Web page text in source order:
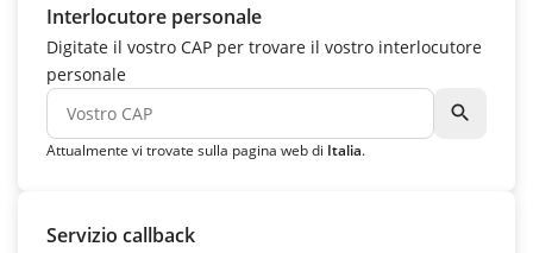
Interlocutore personale
Digitate il vostro CAP per trovare il vostro interlocutore
personale
search
Attualmente vi trovate sulla pagina web di Italia.
Servizio callback